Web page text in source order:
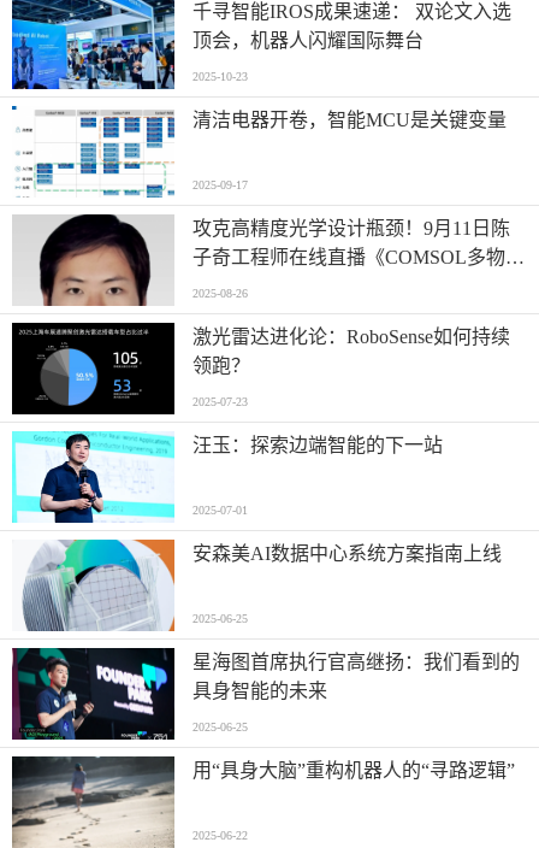
千寻智能IROS成果速递： 双论文入选
顶会，机器人闪耀国际舞台
2025-10-23
清洁电器开卷，智能MCU是关键变量
2025-09-17
攻克高精度光学设计瓶颈！9月11日陈
子奇工程师在线直播《COMSOL多物理
场仿真优化高精度光学系统设计》
2025-08-26
激光雷达进化论：RoboSense如何持续
领跑？
2025-07-23
汪玉：探索边端智能的下一站
2025-07-01
安森美AI数据中心系统方案指南上线
2025-06-25
星海图首席执行官高继扬：我们看到的
具身智能的未来
2025-06-25
用“具身大脑”重构机器人的“寻路逻辑”
2025-06-22